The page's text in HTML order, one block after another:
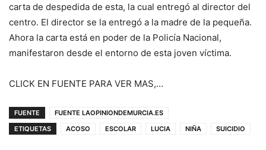
carta de despedida de esta, la cual entregó al director del
centro. El director se la entregó a la madre de la pequeña.
Ahora la carta está en poder de la Policía Nacional,
manifestaron desde el entorno de esta joven víctima.
CLICK EN FUENTE PARA VER MAS,…
FUENTE
FUENTE LAOPINIONDEMURCIA.ES
ETIQUETAS
ACOSO ESCOLAR LUCIA NIÑA SUICIDIO